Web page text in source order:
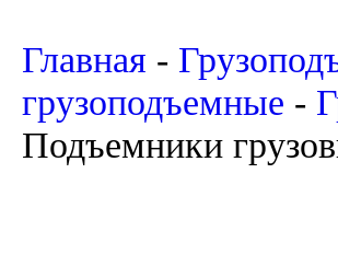
Главная -
грузоподъемные -
Подъемники